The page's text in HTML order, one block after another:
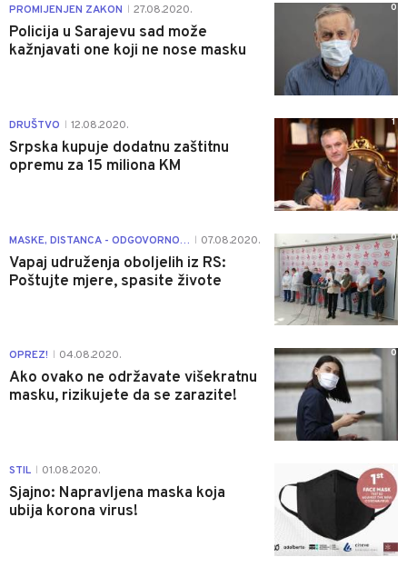
PROMIJENJEN ZAKON 27.08.2020.
Policija u Sarajevu sad može
kažnjavati one koji ne nose masku
0
DRUŠTVO 12.08.2020.
Srpska kupuje dodatnu zaštitnu
opremu za 15 miliona KM
1
MASKE, DISTANCA - ODGOVORNOST! 07.08.2020.
Vapaj udruženja oboljelih iz RS:
Poštujte mjere, spasite živote
0
OPREZ! 04.08.2020.
Ako ovako ne održavate višekratnu
masku, rizikujete da se zarazite!
0
STIL 01.08.2020.
Sjajno: Napravljena maska koja
ubija korona virus!